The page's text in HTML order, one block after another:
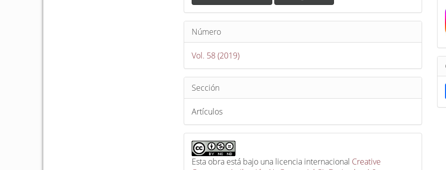
Número
Vol. 58 (2019)
Sección
Artículos
Esta obra está bajo una licencia internacional Creative